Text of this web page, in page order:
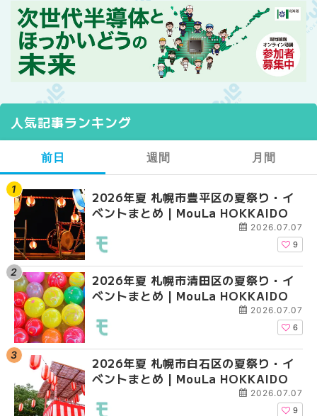
人気記事ランキング
前日
2026年夏 札幌市豊平区の夏祭り・イ
ベントまとめ | MouLa HOKKAIDO
2026.07.07
9
2026年夏 札幌市清田区の夏祭り・イ
ベントまとめ | MouLa HOKKAIDO
2026.07.07
6
2026年夏 札幌市白石区の夏祭り・イ
ベントまとめ | MouLa HOKKAIDO
2026.07.07
9
週間
【2026年最新】札幌
ガーデン｜オープン日
大通公園から穴場テ
2026年夏 札幌市白石
ベントまとめ |
2026年夏 札幌市西区
ントまとめ | MouLa
月間
【2026年最新】札幌
ガーデン｜オープン日
大通公園から穴場テ
2026年夏 札幌市北区
ントまとめ | MouLa
2026年夏 札幌市白石
ベントまとめ |